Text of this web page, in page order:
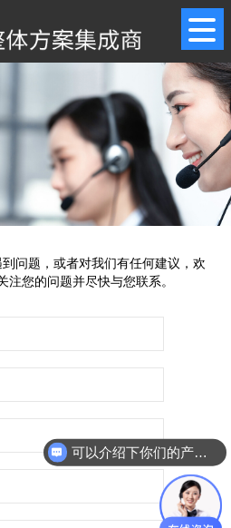
问题，或者对我们有任何建议，欢
您的问题并尽快与您联系。
可以介绍下你们的产品么